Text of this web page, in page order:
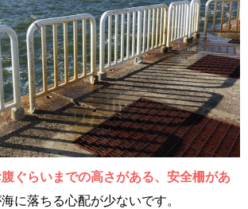
ぐらいまでの高さがある、安全柵があ
に落ちる心配が少ないです。